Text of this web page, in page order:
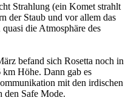
Strahlung (ein Komet strahlt
der Staub und vor allem das
die Atmosphäre des
befand sich Rosetta noch in
Höhe. Dann gab es
mit den irdischen
den Safe Mode.